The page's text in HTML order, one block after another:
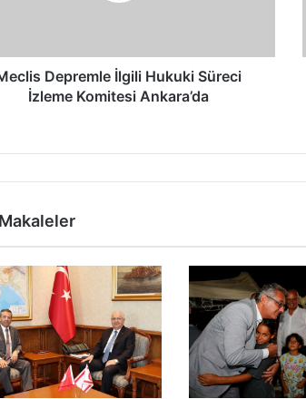
Depremle İlgili Hukuki Süreci
İzleme Komitesi Ankara’da